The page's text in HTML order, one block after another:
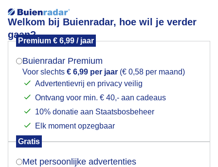
Welkom bij Buienradar, hoe wil je verder
gaan?
Premium € 6,99 / jaar
Buienradar Premium
Voor slechts € 6,99 per jaar (€ 0,58 per maand)
Advertentievrij en privacy veilig
Ontvang voor min. € 40,- aan cadeaus
10% donatie aan Staatsbosbeheer
Elk moment opzegbaar
Gratis
Met persoonlijke advertenties
nattecuriosamarkt
Populaire categorieën
Mogen we je locatie gebruiken voor het
Indien je hier nog geen akkoord op hebt gegeven,
verschijnt er zo een pop-up uit je browser waarin
Is goed, toon de popup